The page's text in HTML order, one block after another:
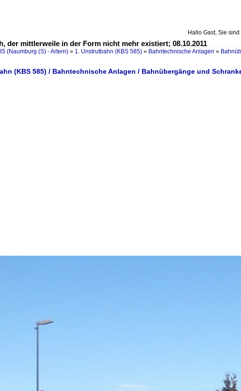
Hallo Gast, Sie
der mittlerweile in der Form nicht mehr existiert; 08.10.2011
(Naumburg (S) - Artern) » 1. Unstrutbahn (KBS 585) » Bahntechnische Anlagen »
(KBS 585) / Bahntechnische Anlagen / Bahnübergänge und